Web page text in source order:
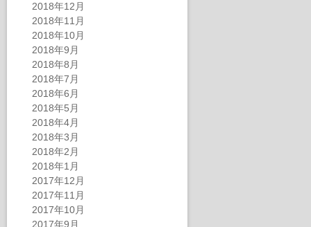
2018年12月
2018年11月
2018年10月
2018年9月
2018年8月
2018年7月
2018年6月
2018年5月
2018年4月
2018年3月
2018年2月
2018年1月
2017年12月
2017年11月
2017年10月
2017年9月